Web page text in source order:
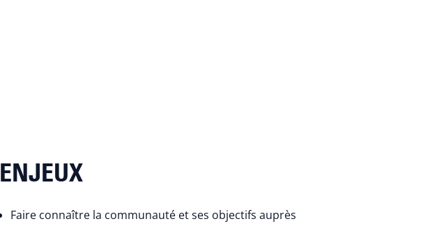
ENJEUX
Faire connaître la communauté et ses objectifs auprès